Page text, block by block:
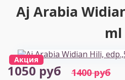
Aj Arabia
ml
Акция
1050 руб 1400 руб